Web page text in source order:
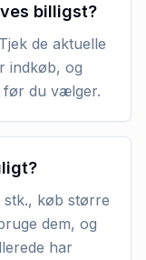
billigst?
de aktuelle
indkøb, og
før du vælger.
stk., køb større
dem, og
har